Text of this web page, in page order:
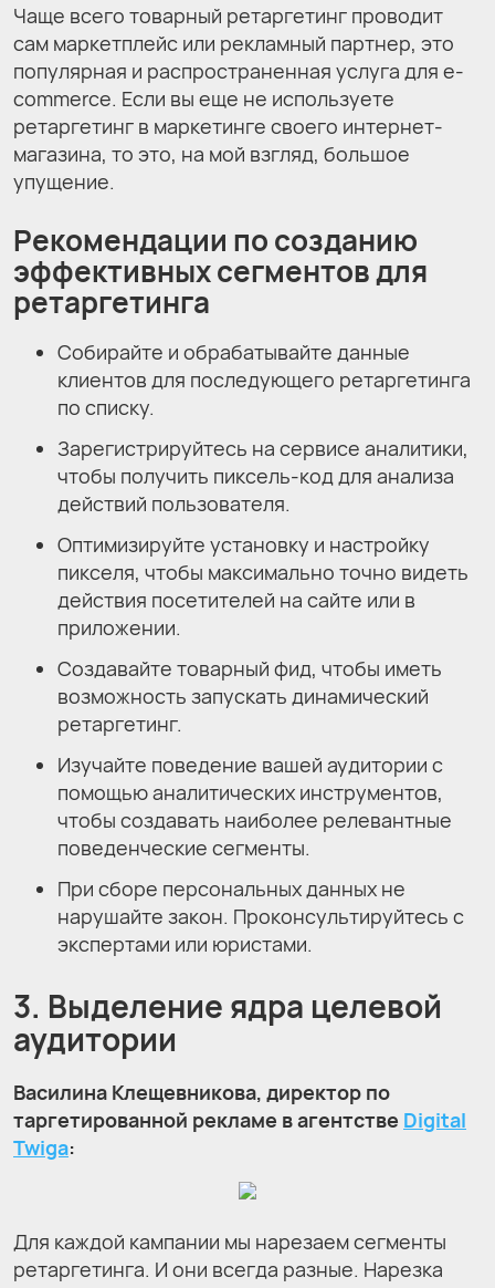
Чаще всего товарный ретаргетинг проводит
сам маркетплейс или рекламный партнер, это
популярная и распространенная услуга для e-
commerce. Если вы еще не используете
ретаргетинг в маркетинге своего интернет-
магазина, то это, на мой взгляд, большое
упущение.
Рекомендации по созданию
эффективных сегментов для
ретаргетинга
Собирайте и обрабатывайте данные
клиентов для последующего ретаргетинга
по списку.
Зарегистрируйтесь на сервисе аналитики,
чтобы получить пиксель-код для анализа
действий пользователя.
Оптимизируйте установку и настройку
пикселя, чтобы максимально точно видеть
действия посетителей на сайте или в
приложении.
Создавайте товарный фид, чтобы иметь
возможность запускать динамический
ретаргетинг.
Изучайте поведение вашей аудитории с
помощью аналитических инструментов,
чтобы создавать наиболее релевантные
поведенческие сегменты.
При сборе персональных данных не
нарушайте закон. Проконсультируйтесь с
экспертами или юристами.
3. Выделение ядра целевой
аудитории
Василина Клещевникова, директор по
таргетированной рекламе в агентстве Digital
Twiga:
Для каждой кампании мы нарезаем сегменты
ретаргетинга. И они всегда разные. Нарезка